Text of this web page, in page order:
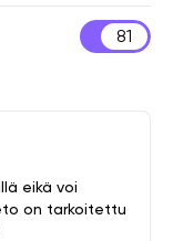
81
eikä voi
on tarkoitettu